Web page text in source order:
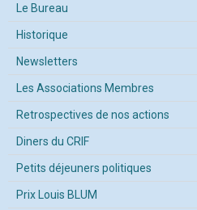
Le Bureau
Historique
Newsletters
Les Associations Membres
Retrospectives de nos actions
Diners du CRIF
Petits déjeuners politiques
Prix Louis BLUM